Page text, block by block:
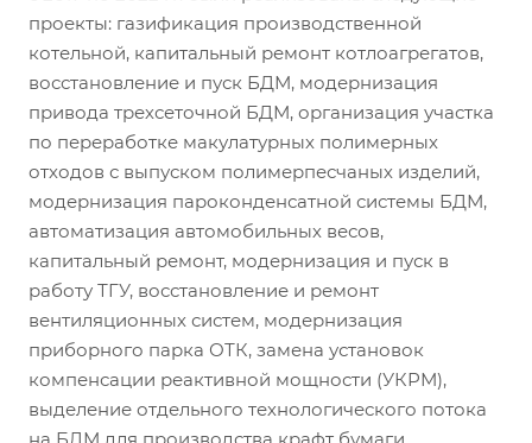
проекты: газификация производственной
котельной, капитальный ремонт котлоагрегатов,
восстановление и пуск БДМ, модернизация
привода трехсеточной БДМ, организация участка
по переработке макулатурных полимерных
отходов с выпуском полимерпесчаных изделий,
модернизация пароконденсатной системы БДМ,
автоматизация автомобильных весов,
капитальный ремонт, модернизация и пуск в
работу ТГУ, восстановление и ремонт
вентиляционных систем, модернизация
приборного парка ОТК, замена установок
компенсации реактивной мощности (УКРМ),
выделение отдельного технологического потока